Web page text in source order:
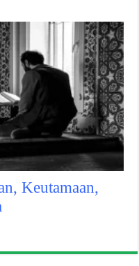
Keutamaan,